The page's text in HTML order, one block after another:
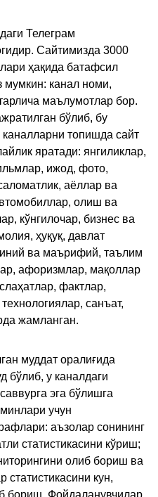
Телеграм
Сайтимизда 3000
ҳақида батафсил
мумкин: канал номи,
маълумотлар бор.
бўлиб, бу
топишда сайт
яратади: янгиликлар,
ижод, фото,
аёллар ва
олиш ва
кўнгилочар, бизнес ва
ҳуқуқ, давлат
ва маърифий, таълим
афоризмлар, мақоллар
фактлар,
санъат,
жамланган.
муддат оралиғида
бўлиб, у каналдаги
эга бўлишга
учун
аъзолар сонининг
статистикасини кўриш;
олиб бориш ва
статистикасини кун,
бориш. Фойдаланувчилар